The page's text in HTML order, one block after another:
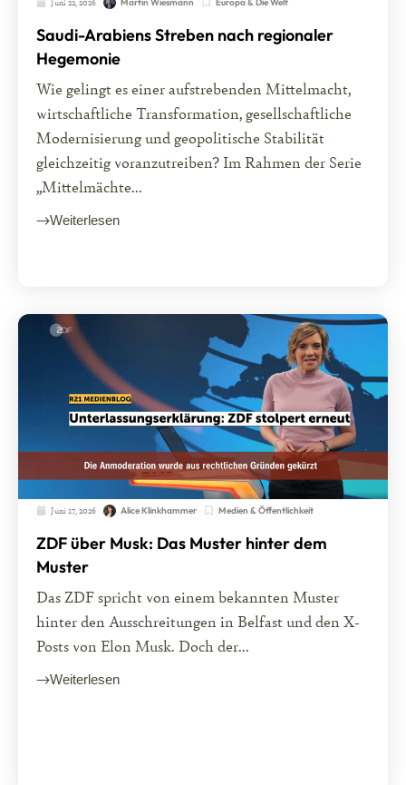
Saudi-Arabiens Streben nach regionaler
Hegemonie
Wie gelingt es einer aufstrebenden Mittelmacht,
wirtschaftliche Transformation, gesellschaftliche
Modernisierung und geopolitische Stabilität
gleichzeitig voranzutreiben? Im Rahmen der Serie
„Mittelmächte...
Weiterlesen
Juni 17, 2026 Alice Klinkhammer Medien & Öffentlichkeit
ZDF über Musk: Das Muster hinter dem
Muster
Das ZDF spricht von einem bekannten Muster
hinter den Ausschreitungen in Belfast und den X-
Posts von Elon Musk. Doch der...
Weiterlesen